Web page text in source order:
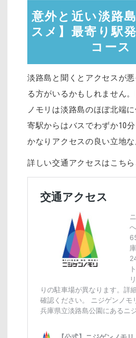
意外と近い淡路
スメ】最寄り駅
コース
淡路島と聞くとアクセスが
る方がいるかもしれません
ノモリは淡路島のほぼ北端
寄駅からはバスでわずか10
かなりアクセスの良い立地な
詳しい交通アクセスはこちら